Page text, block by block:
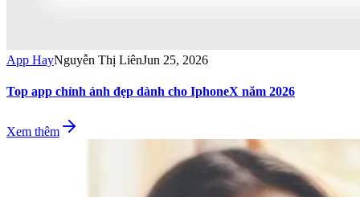
App HayNguyễn Thị LiênJun 25, 2026
Top app chỉnh ảnh đẹp dành cho IphoneX năm 2026
Xem thêm